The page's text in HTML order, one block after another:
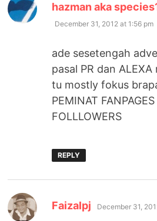
hazman aka
December 31, 2012 at 1:56 pm
ade sesetengah
pasal PR dan
tu mostly fokus
PEMINAT
FOLLLOWERS
REPLY
Faizalpj says:
December 31,